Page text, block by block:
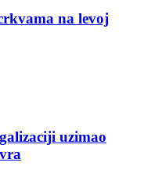
na levoj
uzimao